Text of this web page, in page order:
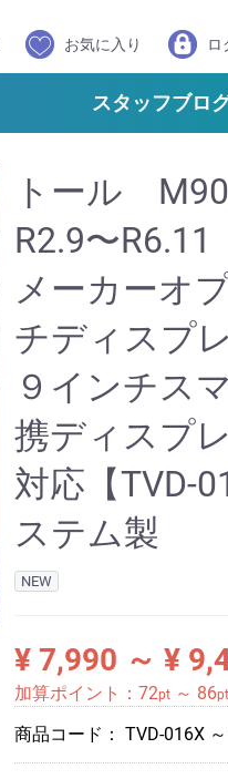
お気に入り ロ
スタッフブロ
トール
R2.9〜
メーカーオ
チディスプ
９インチス
携ディスプ
対応【TVD-
ステム製
NEW
¥ 7,990 ～ ¥
加算ポイント： 72pt ～ 86pt
商品コード： TVD-016X